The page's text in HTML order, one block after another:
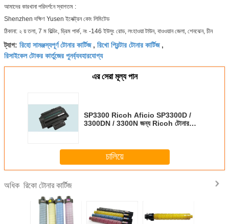
আমাদের কারখানা পরিদর্শনে স্বাগতম :
Shenzhen দক্ষিণ Yusen ইলেক্ট্রন কোং লিমিটেড
ঠিকানা: ২ য় তলা, 7 ম বিল্ডিং, ড্রিম পার্ক, নং -146 ইউসুং রোড, লংহাওয়া টাউন, বাওওয়ান জেলা, শেনঝেন, চীন
ট্যাগ: রিহো সামঞ্জস্যপূর্ণ টোনার কার্টিজ, রিখো প্রিন্টার টোনার কার্টিজ,
রিসাইকেল টোকর কার্তুজের পুনর্ব্যবহারযোগ্য
এর সেরা মূল্য পান
SP3300 Ricoh Aficio SP3300D /
3300DN / 3300N জন্য Ricoh টোনার
চালিয়ে
অধিক রিকো টোনার কার্টিজ